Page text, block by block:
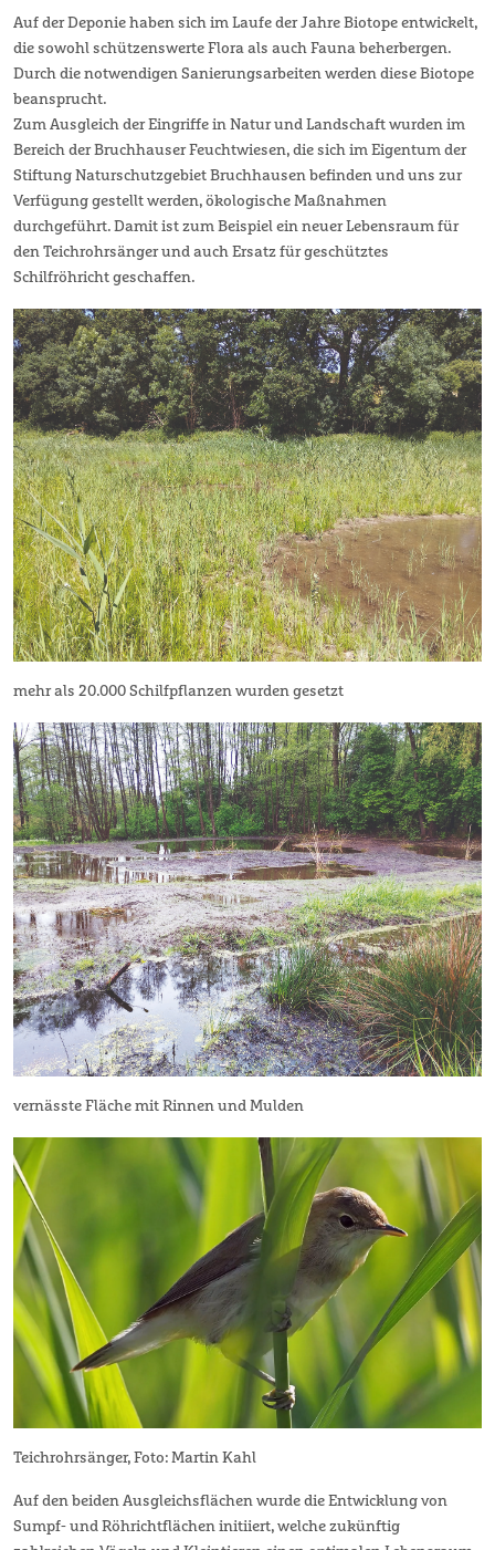
Auf der Deponie haben sich im Laufe der Jahre Biotope entwickelt,
die sowohl schützenswerte Flora als auch Fauna beherbergen.
Durch die notwendigen Sanierungsarbeiten werden diese Biotope
beansprucht.
Zum Ausgleich der Eingriffe in Natur und Landschaft wurden im
Bereich der Bruchhauser Feuchtwiesen, die sich im Eigentum der
Stiftung Naturschutzgebiet Bruchhausen befinden und uns zur
Verfügung gestellt werden, ökologische Maßnahmen
durchgeführt. Damit ist zum Beispiel ein neuer Lebensraum für
den Teichrohrsänger und auch Ersatz für geschütztes
Schilfröhricht geschaffen.
mehr als 20.000 Schilfpflanzen wurden gesetzt
vernässte Fläche mit Rinnen und Mulden
Teichrohrsänger, Foto: Martin Kahl
Auf den beiden Ausgleichsflächen wurde die Entwicklung von
Sumpf- und Röhrichtflächen initiiert, welche zukünftig